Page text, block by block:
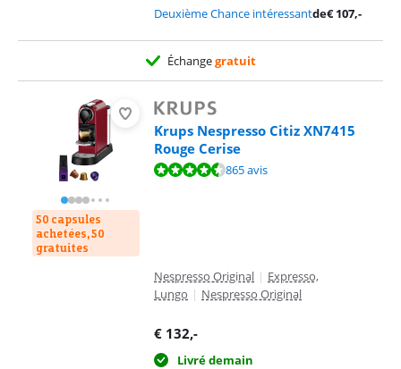
Deuxième Chance intéressantde€107,-
Échangegratuit
50 capsules
achetées, 50
gratuites
Krups Nespresso Citiz XN7415
Rouge Cerise
La note est de 8,8 sur 10, basée sur 865 avis.
865 avis
Nespresso Original | Expresso,
Lungo | Nespresso Original
€ 132,-
Livré demain